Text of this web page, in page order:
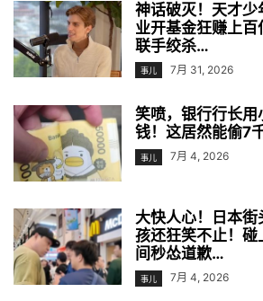
神话破灭！天才
业开基金狂赚上
联手绞杀…
事儿 7月 31, 2026
笑喷，银行行长
钱！这居然能偷7
事儿 7月 4, 2026
大快人心！日本
孩还狂笑不止！
间秒怂道歉…
事儿 7月 4, 2026